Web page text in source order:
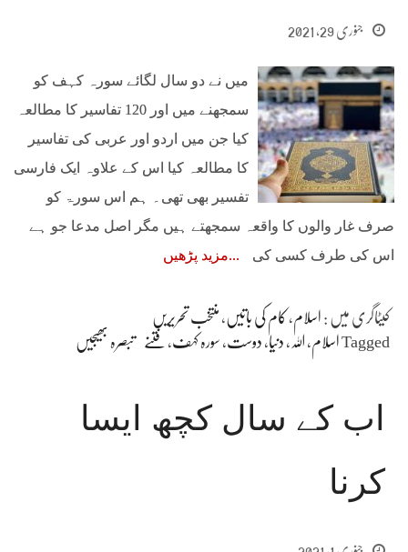
جنوری 29, 2021
میں نے دو سال لگائے سورہ کہف کو
سمجھنے میں اور 120 تفاسیر کا مطالعہ
کیا جن میں اردو اور عربی کی تفاسیر
کا مطالعہ کیا اس کے علاوہ ایک فارسی
تفسیر بھی تھی۔ ہم اس سورۃ کو
صرف غار والوں کا واقعہ سمجھتے ہیں مگر اصل مدعا جو ہے
اس کی طرف کسی کی
مزید پڑھیں
کیٹاگری میں : اسلام ، کام کی باتیں ، منتخب تحریریں
Taggedاسلام ، اللہ ، دنیا، دوست، سورہ کہف، فتنے تبصرہ بھیجیں
اب کے سال کچھ ایسا
کرنا